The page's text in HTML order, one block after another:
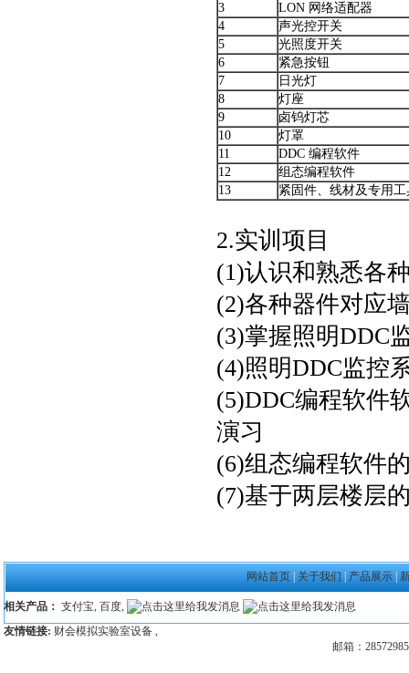
3
LON 网络适配器
4
声光控开关
5
光照度开关
6
紧急按钮
7
日光灯
8
灯座
9
卤钨灯芯
10
灯罩
11
DDC 编程软件
12
组态编程软件
13
紧固件、线材及专用工
2.实训项目
(1)认识和熟悉各
(2)各种器件对应
(3)掌握照明DDC
(4)照明DDC监控
(5)DDC编程软件
演习
(6)组态编程软件
(7)基于两层楼层
网站首页 关于我们 产品展示
相关产品： 支付宝, 百度,
友情链接: 财会模拟实验室设备 ,
邮箱：